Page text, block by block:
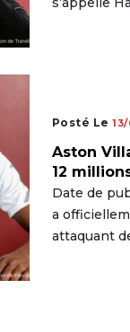
Posté Le
Aston
12
Date de
a
attaquant